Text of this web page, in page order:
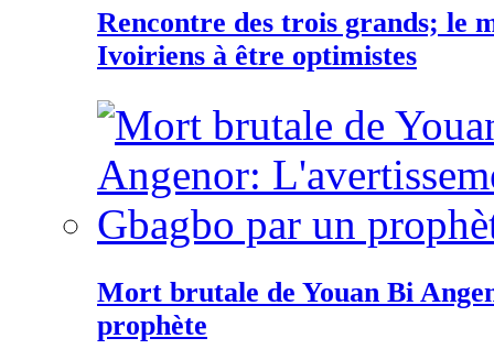
Rencontre des trois grands; le
Ivoiriens à être optimistes
Mort brutale de Youan Bi
prophète